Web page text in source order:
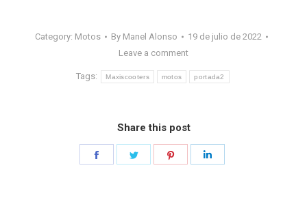
Category: Motos By Manel Alonso
19 de julio de 2022
Leave a comment
Tags: Maxiscooters motos portada2
Share this post